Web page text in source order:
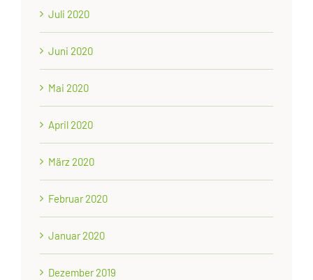
Juli 2020
Juni 2020
Mai 2020
April 2020
März 2020
Februar 2020
Januar 2020
Dezember 2019